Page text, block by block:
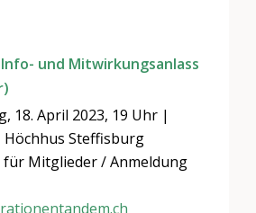
und Mitwirkungsanlass
18. April 2023, 19 Uhr |
Höchhus Steffisburg
Mitglieder / Anmeldung